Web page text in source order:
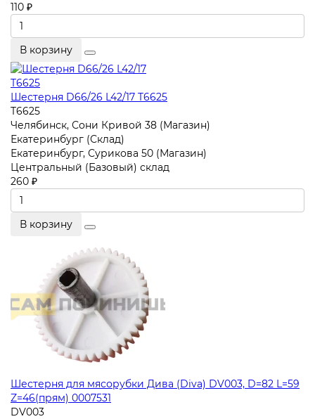
110 ₽
В корзину
Шестерня D66/26 L42/17 T6625
T6625
Челябинск, Сони Кривой 38 (Магазин)
Екатеринбург (Склад)
Екатеринбург, Сурикова 50 (Магазин)
Центральный (Базовый) склад
260 ₽
В корзину
Шестерня для мясорубки Дива (Diva) DV003, D=82 L=59
Z=46(прям) 0007531
DV003